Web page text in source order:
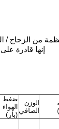
من
إنها قادرة
الوزن
الصافي
ضغط
الهواء
(بار)